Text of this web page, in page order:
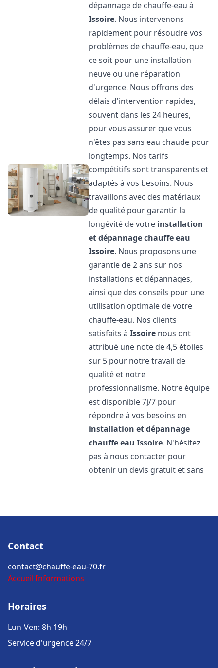
dépannage de chauffe-eau à
Issoire. Nous intervenons
rapidement pour résoudre vos
problèmes de chauffe-eau, que
ce soit pour une installation
neuve ou une réparation
d'urgence. Nous offrons des
délais d'intervention rapides,
souvent dans les 24 heures,
pour vous assurer que vous
n'êtes pas sans eau chaude pour
longtemps. Nos tarifs
compétitifs sont transparents et
adaptés à vos besoins. Nous
travaillons avec des matériaux
de qualité pour garantir la
longévité de votre installation
et dépannage chauffe eau
Issoire. Nous proposons une
garantie de 2 ans sur nos
installations et dépannages,
ainsi que des conseils pour une
utilisation optimale de votre
chauffe-eau. Nos clients
satisfaits àIssoire nous ont
attribué une note de 4,5 étoiles
sur 5 pour notre travail de
qualité et notre
professionnalisme. Notre équipe
est disponible 7j/7 pour
répondre à vos besoins en
installation et dépannage
chauffe eau Issoire. N'hésitez
pas à nous contacter pour
obtenir un devis gratuit et sans
Contact
contact@chauffe-eau-70.fr
Accueil Informations
Horaires
Lun-Ven: 8h-19h
Service d'urgence 24/7